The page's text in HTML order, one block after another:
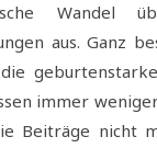
Wandel
aus. Ganz
immer
Beiträge nicht